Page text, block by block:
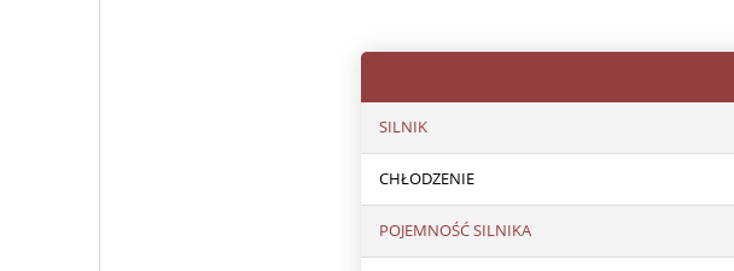
SILNIK
CHŁODZENIE
POJEMNOŚĆ SILNIKA